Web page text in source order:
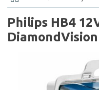
Philips HB4